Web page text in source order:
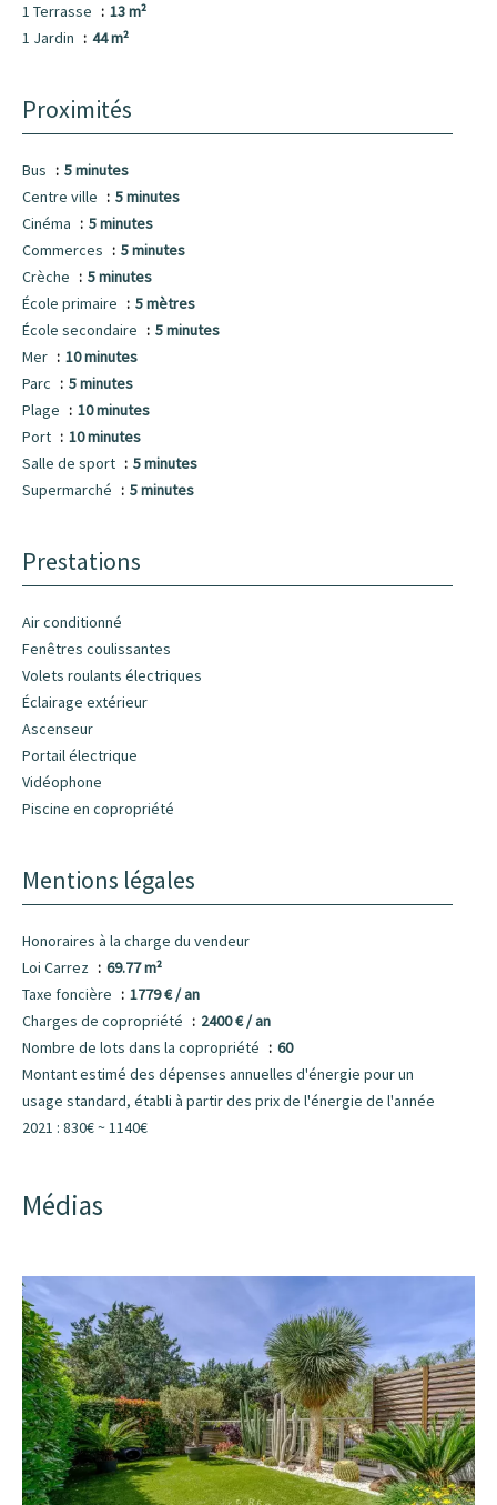
1 Terrasse
13 m²
1 Jardin
44 m²
Proximités
Bus
5 minutes
Centre ville
5 minutes
Cinéma
5 minutes
Commerces
5 minutes
Crèche
5 minutes
École primaire
5 mètres
École secondaire
5 minutes
Mer
10 minutes
Parc
5 minutes
Plage
10 minutes
Port
10 minutes
Salle de sport
5 minutes
Supermarché
5 minutes
Prestations
Air conditionné
Fenêtres coulissantes
Volets roulants électriques
Éclairage extérieur
Ascenseur
Portail électrique
Vidéophone
Piscine en copropriété
Mentions légales
Honoraires à la charge du vendeur
Loi Carrez
69.77 m²
Taxe foncière
1779 € / an
Charges de copropriété
2400 € / an
Nombre de lots dans la copropriété
60
Montant estimé des dépenses annuelles d'énergie pour un
usage standard, établi à partir des prix de l'énergie de l'année
2021 : 830€ ~ 1140€
Médias